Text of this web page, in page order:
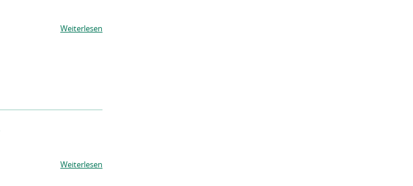
Weiterlesen
Weiterlesen